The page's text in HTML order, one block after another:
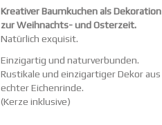
Kreativer Baumkuchen als Dekoration
zur Weihnachts- und Osterzeit.
Natürlich exquisit.
Einzigartig und naturverbunden.
Rustikale und einzigartiger Dekor aus
echter Eichenrinde.
(Kerze inklusive)